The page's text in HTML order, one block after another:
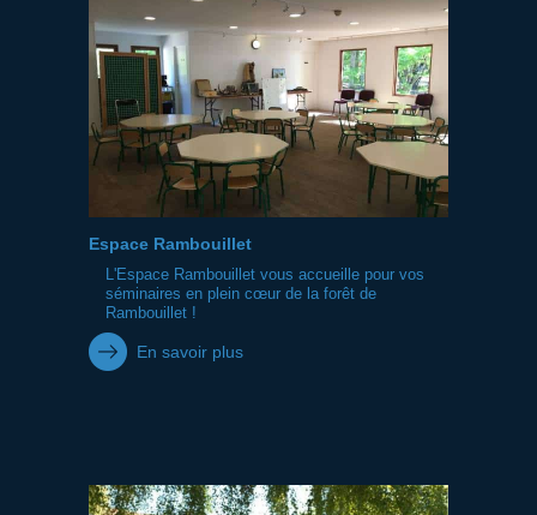
Espace Rambouillet
L'Espace Rambouillet vous accueille pour vos
séminaires en plein cœur de la forêt de
Rambouillet !
En savoir plus